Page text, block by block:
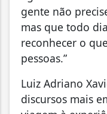
gente não
mas que todo
reconhecer o
pessoas.”
Luiz Adriano
discursos mais